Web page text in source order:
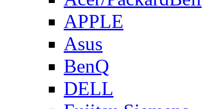
APPLE
Asus
BenQ
DELL